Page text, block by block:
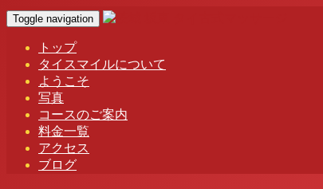
Toggle navigation
トップ
タイスマイルについて
ようこそ
写真
コースのご案内
料金一覧
アクセス
ブログ